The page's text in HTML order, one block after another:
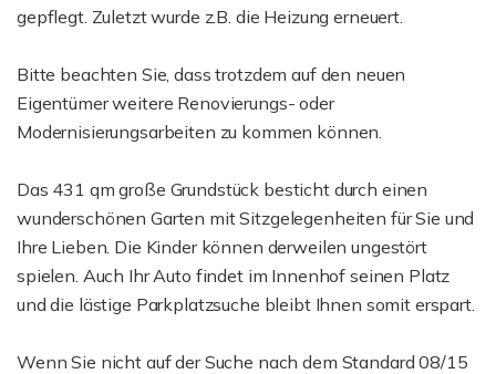
gepflegt. Zuletzt wurde z.B. die Heizung erneuert.
Bitte beachten Sie, dass trotzdem auf den neuen
Eigentümer weitere Renovierungs- oder
Modernisierungsarbeiten zu kommen können.
Das 431 qm große Grundstück besticht durch einen
wunderschönen Garten mit Sitzgelegenheiten für Sie und
Ihre Lieben. Die Kinder können derweilen ungestört
spielen. Auch Ihr Auto findet im Innenhof seinen Platz
und die lästige Parkplatzsuche bleibt Ihnen somit erspart.
Wenn Sie nicht auf der Suche nach dem Standard 08/15